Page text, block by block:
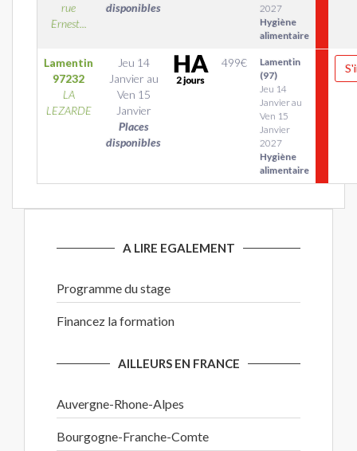
rue
Ernest...
disponibles
2027
Hygiène
alimentaire
Lamentin
97232
LA
LEZARDE
Jeu 14
Janvier au
Ven 15
Janvier
Places
disponibles
499€
Lamentin
(97)
Jeu 14
Janvier au
Ven 15
Janvier
2027
Hygiène
alimentaire
A LIRE EGALEMENT
Programme du stage
Financez la formation
AILLEURS EN FRANCE
Auvergne-Rhone-Alpes
Bourgogne-Franche-Comte